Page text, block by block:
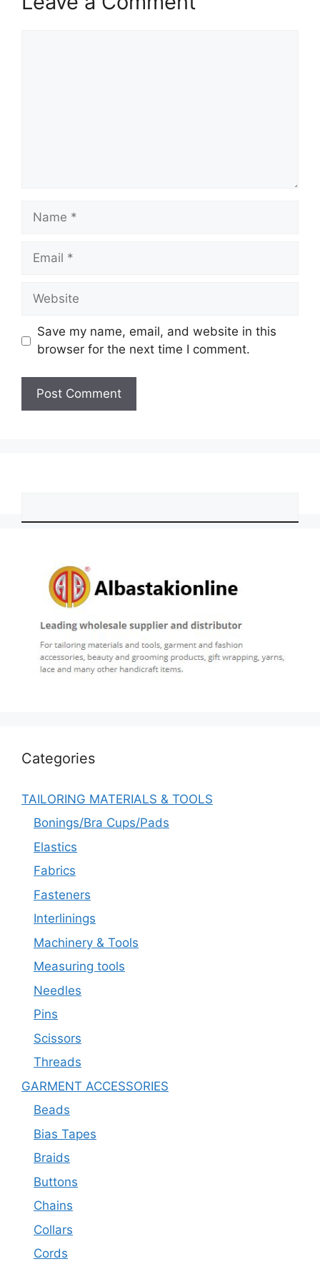
Name
Email
Website
Save my name, email, and website in this
browser for the next time I comment.
Categories
TAILORING MATERIALS & TOOLS
Bonings/Bra Cups/Pads
Elastics
Fabrics
Fasteners
Interlinings
Machinery & Tools
Measuring tools
Needles
Pins
Scissors
Threads
GARMENT ACCESSORIES
Beads
Bias Tapes
Braids
Buttons
Chains
Collars
Cords